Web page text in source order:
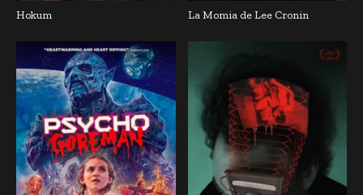
Hokum La Momia de Lee Cronin